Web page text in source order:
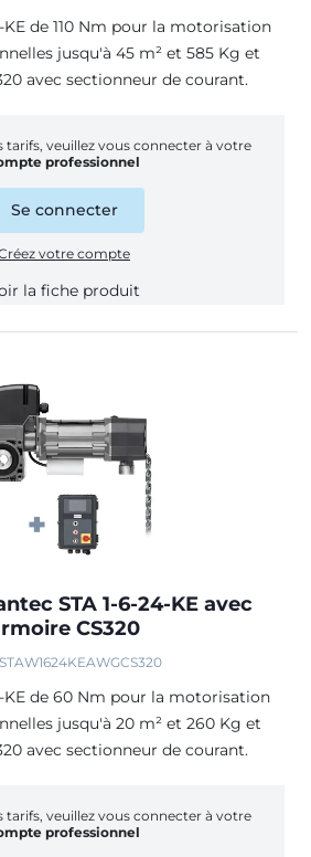
KE de 110 Nm pour la motorisation
jusqu'à 45 m² et 585 Kg et
avec sectionneur de courant.
tarifs, veuillez vous connecter à votre
professionnel
Se connecter
votre compte
la fiche produit
STA 1-6-24-KE avec
CS320
KE de 60 Nm pour la motorisation
jusqu'à 20 m² et 260 Kg et
avec sectionneur de courant.
tarifs, veuillez vous connecter à votre
professionnel